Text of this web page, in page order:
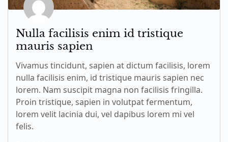
Nulla facilisis enim id tristique
mauris sapien
Vivamus tincidunt, sapien at dictum facilisis, lorem
nulla facilisis enim, id tristique mauris sapien nec
lorem. Nam suscipit magna non facilisis fringilla.
Proin tristique, sapien in volutpat fermentum,
lorem velit lacinia dui, vel dapibus lorem mi vel
felis.